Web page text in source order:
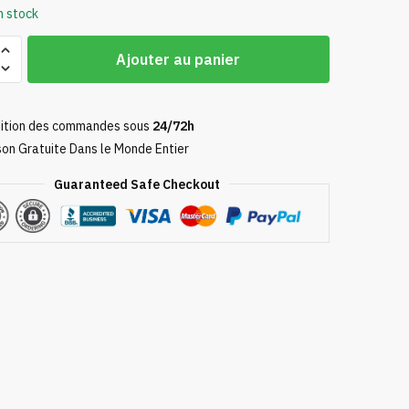
stock
Ajouter au panier
des commandes sous 24/72h
Gratuite Dans le Monde Entier
Guaranteed Safe Checkout